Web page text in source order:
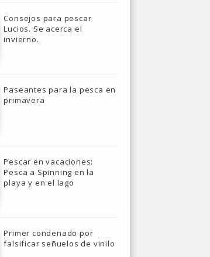
Consejos para pescar
Lucios. Se acerca el
invierno.
Paseantes para la pesca en
primavera
Pescar en vacaciones:
Pesca a Spinning en la
playa y en el lago
Primer condenado por
falsificar señuelos de vinilo